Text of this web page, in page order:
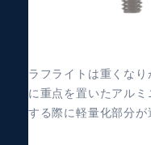
グラフライトは重くな
化に重点を置いたアル
プする際に軽量化部分